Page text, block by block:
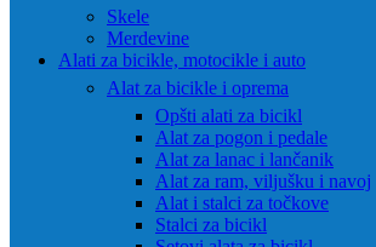
Skele
Merdevine
Alati za bicikle, motocikle i auto
Alat za bicikle i oprema
Opšti alati za bicikl
Alat za pogon i pedale
Alat za lanac i lančanik
Alat za ram, viljušku i navoj
Alat i stalci za točkove
Stalci za bicikl